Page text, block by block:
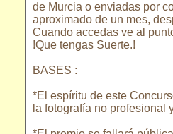
de Murcia o enviadas por
aproximado de un mes,
Cuando accedas ve al
!Que tengas Suerte.!
BASES :
*El espíritu de este
la fotografía no profesional